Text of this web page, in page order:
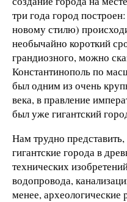
три года город
новому стилю)
необычайно короткий
грандиозного, можно
Константинополь по
был одним из очень
века, в правление
был уже гигантский
Нам трудно
гигантские города в
технических
водопровода,
менее, археологические